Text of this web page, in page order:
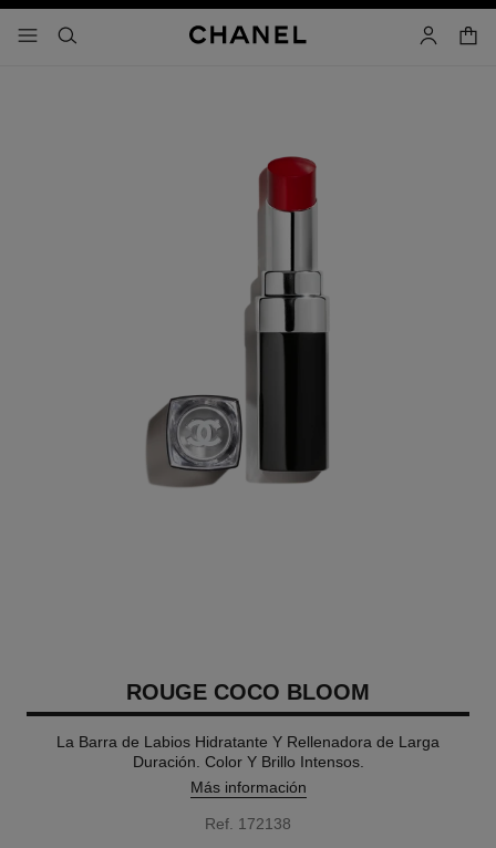
- navegación principal
buscar cuenta
ROUGE COCO BLOOM
La Barra de Labios Hidratante Y Rellenadora de Larga
Duración. Color Y Brillo Intensos.
Más información
Ref. 172138